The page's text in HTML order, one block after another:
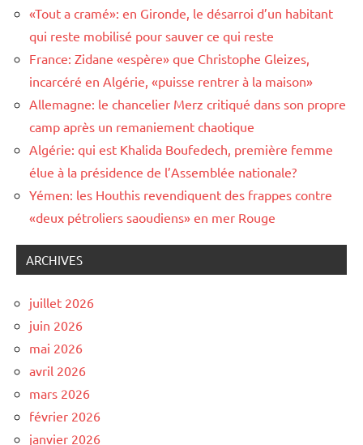
«Tout a cramé»: en Gironde, le désarroi d’un habitant
qui reste mobilisé pour sauver ce qui reste
France: Zidane «espère» que Christophe Gleizes,
incarcéré en Algérie, «puisse rentrer à la maison»
Allemagne: le chancelier Merz critiqué dans son propre
camp après un remaniement chaotique
Algérie: qui est Khalida Boufedech, première femme
élue à la présidence de l’Assemblée nationale?
Yémen: les Houthis revendiquent des frappes contre
«deux pétroliers saoudiens» en mer Rouge
ARCHIVES
juillet 2026
juin 2026
mai 2026
avril 2026
mars 2026
février 2026
janvier 2026